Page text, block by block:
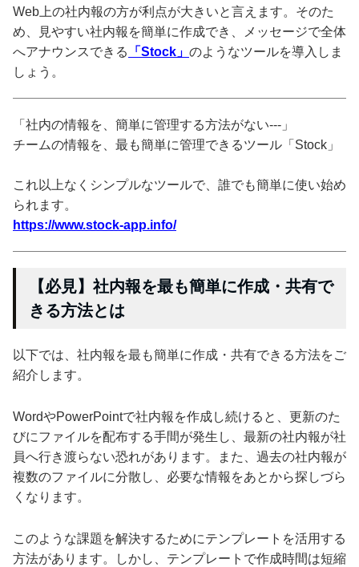
Web上の社内報の方が利点が大きいと言えます。そのた
め、見やすい社内報を簡単に作成でき、メッセージで全体
へアナウンスできる
「Stock」 のようなツールを導入しま
しょう。
「社内の情報を、簡単に管理する方法がない---」
チームの情報を、最も簡単に管理できるツール「Stock」
これ以上なくシンプルなツールで、誰でも簡単に使い始め
られます。
https://www.stock-app.info/
【必見】社内報を最も簡単に作成・共有で
きる方法とは
以下では、社内報を最も簡単に作成・共有できる方法をご
紹介します。
WordやPowerPointで社内報を作成し続けると、更新のた
びにファイルを配布する手間が発生し、最新の社内報が社
員へ行き渡らない恐れがあります。また、過去の社内報が
複数のファイルに分散し、必要な情報をあとから探しづら
くなります。
このような課題を解決するためにテンプレートを活用する
方法があります。しかし、テンプレートで作成時間は短縮